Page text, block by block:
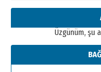
Üzgünüm, şu